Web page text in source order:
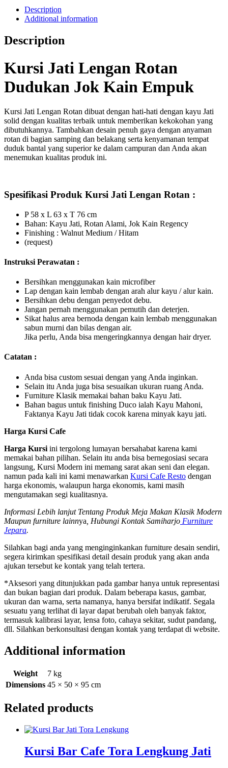
Description
Additional information
Description
Kursi Jati Lengan Rotan
Dudukan Jok Kain Empuk
Kursi Jati Lengan Rotan dibuat dengan hati-hati dengan kayu Jati
solid dengan kualitas terbaik untuk memberikan kekokohan yang
dibutuhkannya. Tambahkan desain penuh gaya dengan anyaman
rotan di bagian samping dan belakang serta kenyamanan tempat
duduk bantal yang superior ke dalam campuran dan Anda akan
menemukan kualitas produk ini.
Spesifikasi Produk Kursi Jati Lengan Rotan :
P 58 x L 63 x T 76 cm
Bahan: Kayu Jati, Rotan Alami, Jok Kain Regency
Finishing : Walnut Medium / Hitam
(request)
Instruksi Perawatan :
Bersihkan menggunakan kain microfiber
Lap dengan kain lembab dengan arah alur kayu / alur kain.
Bersihkan debu dengan penyedot debu.
Jangan pernah menggunakan pemutih dan deterjen.
Sikat halus area bernoda dengan kain lembab menggunakan
sabun murni dan bilas dengan air.
Jika perlu, Anda bisa mengeringkannya dengan hair dryer.
Catatan :
Anda bisa custom sesuai dengan yang Anda inginkan.
Selain itu Anda juga bisa sesuaikan ukuran ruang Anda.
Furniture Klasik memakai bahan baku Kayu Jati.
Bahan bagus untuk finishing Duco ialah Kayu Mahoni,
Faktanya Kayu Jati tidak cocok karena minyak kayu jati.
Harga Kursi Cafe
Harga Kursi ini tergolong lumayan bersahabat karena kami
memakai bahan pilihan. Selain itu anda bisa bernegosiasi secara
langsung, Kursi Modern ini memang sarat akan seni dan elegan.
namun pada kali ini kami menawarkan Kursi Cafe Resto dengan
harga ekonomis, walaupun harga ekonomis, kami masih
mengutamakan segi kualitasnya.
Informasi Lebih lanjut Tentang Produk Meja Makan Klasik Modern
Maupun furniture lainnya , Hubungi Kontak Samiharjo Furniture
Jepara.
Silahkan bagi anda yang menginginkankan furniture desain sendiri,
segera kirimkan spesifikasi detail desain produk yang akan anda
ajukan tersebut ke kontak yang telah tertera.
*Aksesori yang ditunjukkan pada gambar hanya untuk representasi
dan bukan bagian dari produk. Dalam beberapa kasus, gambar,
ukuran dan warna, serta namanya, hanya bersifat indikatif. Segala
sesuatu yang terlihat di layar dapat berubah oleh banyak faktor,
termasuk kalibrasi layar, lensa foto, cahaya sekitar, sudut pandang,
dll. Silahkan berkonsultasi dengan kontak yang terdapat di website.
Additional information
Weight
7 kg
Dimensions 45 × 50 × 95 cm
Related products
Kursi Bar Cafe Tora Lengkung Jati